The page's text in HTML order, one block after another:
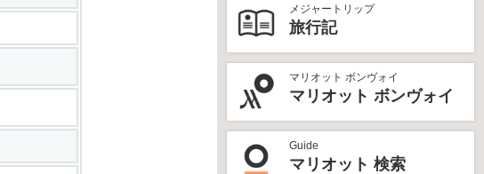
メジャートリップ
旅行記
マリオット ボンヴォイ
マリオット ボンヴォイ
Guide
マリオット 検索